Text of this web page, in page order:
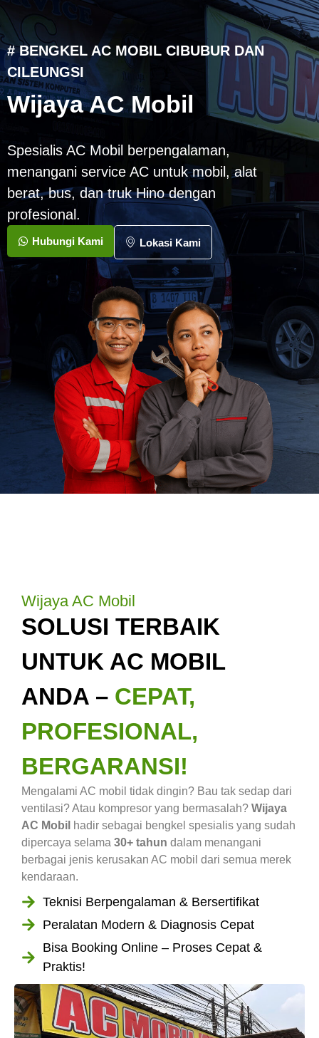
# BENGKEL AC MOBIL CIBUBUR DAN
CILEUNGSI
Wijaya AC Mobil
Spesialis AC Mobil berpengalaman,
menangani service AC untuk mobil, alat
berat, bus, dan truk Hino dengan
profesional.
Hubungi Kami Lokasi Kami
Wijaya AC Mobil
SOLUSI TERBAIK
UNTUK AC MOBIL
ANDA – CEPAT,
PROFESIONAL,
BERGARANSI!
Mengalami AC mobil tidak dingin? Bau tak sedap dari
ventilasi? Atau kompresor yang bermasalah? Wijaya
AC Mobil hadir sebagai bengkel spesialis yang sudah
dipercaya selama 30+ tahun dalam menangani
berbagai jenis kerusakan AC mobil dari semua merek
kendaraan.
Teknisi Berpengalaman & Bersertifikat
Peralatan Modern & Diagnosis Cepat
Bisa Booking Online – Proses Cepat &
Praktis!